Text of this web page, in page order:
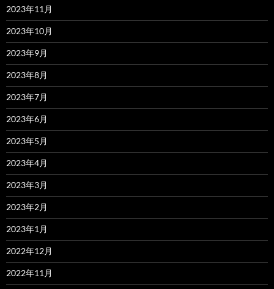
2023年11月
2023年10月
2023年9月
2023年8月
2023年7月
2023年6月
2023年5月
2023年4月
2023年3月
2023年2月
2023年1月
2022年12月
2022年11月